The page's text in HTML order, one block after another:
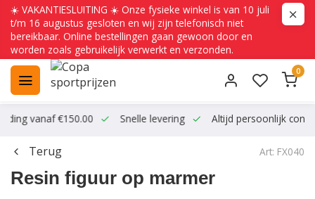
☀️ VAKANTIESLUITING ☀️ Onze fysieke winkel is van 10 juli
t/m 16 augustus gesloten en wij zijn telefonisch niet
bereikbaar. Online bestellingen gaan gewoon door en
worden zoals gebruikelijk verwerkt en verzonden.
0
vanaf €150.00 Snelle levering Altijd persoonlijk
Terug Art: FX040
Resin figuur op marmer